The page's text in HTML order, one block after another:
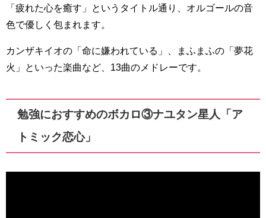
「疲れた心を癒す」というタイトル通り、オルゴールの音
色で優しく包まれます。
カンザキイオの「命に嫌われている」、まふまふの「夢花
火」といった楽曲など、13曲のメドレーです。
勉強におすすめのボカロ③ナユタン星人「ア
トミック恋心」